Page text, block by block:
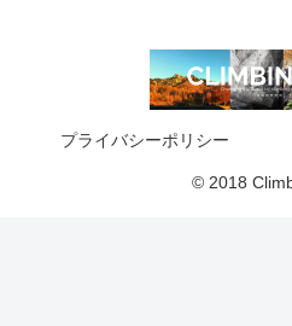
プライバシーポリシー
© 2018